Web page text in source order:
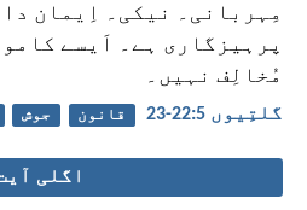
مِہربانی۔ نیکی۔ اِیمان
پرہیزگاری ہے۔ اَیسے
مُخالِف نہیں۔
گلتِیوں 5:‏22-‏23 قانون جوش
اگلی